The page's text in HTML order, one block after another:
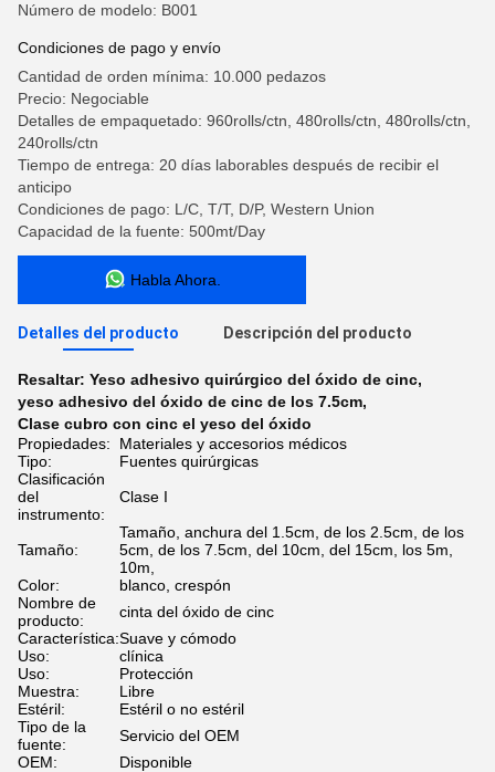
Número de modelo: B001
Condiciones de pago y envío
Cantidad de orden mínima: 10.000 pedazos
Precio: Negociable
Detalles de empaquetado: 960rolls/ctn, 480rolls/ctn, 480rolls/ctn,
240rolls/ctn
Tiempo de entrega: 20 días laborables después de recibir el
anticipo
Condiciones de pago: L/C, T/T, D/P, Western Union
Capacidad de la fuente: 500mt/Day
Habla Ahora.
Detalles del producto Descripción del producto
Resaltar: Yeso adhesivo quirúrgico del óxido de cinc,
yeso adhesivo del óxido de cinc de los 7.5cm,
Clase cubro con cinc el yeso del óxido
Propiedades:
Materiales y accesorios médicos
Tipo:
Fuentes quirúrgicas
Clasificación
del
instrumento:
Clase I
Tamaño:
Tamaño, anchura del 1.5cm, de los 2.5cm, de los
5cm, de los 7.5cm, del 10cm, del 15cm, los 5m,
10m,
Color:
blanco, crespón
Nombre de
producto:
cinta del óxido de cinc
Característica:Suave y cómodo
Uso:
clínica
Uso:
Protección
Muestra:
Libre
Estéril:
Estéril o no estéril
Tipo de la
fuente:
Servicio del OEM
OEM:
Disponible